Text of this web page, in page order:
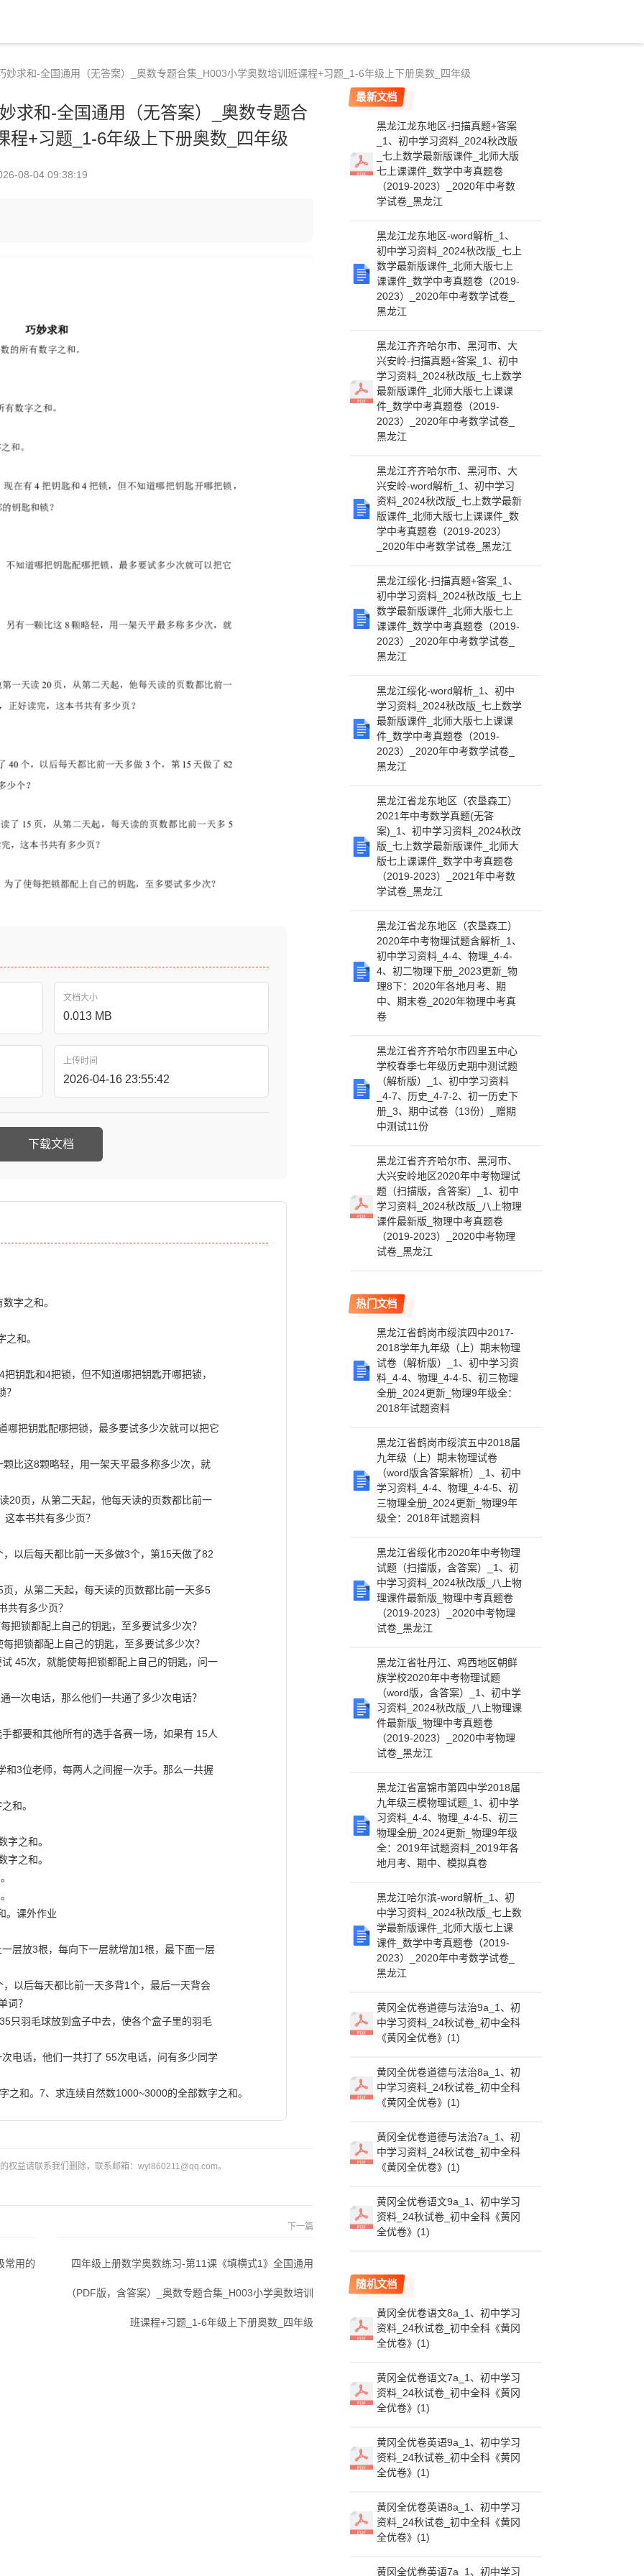
妙求和-全国通用（无答案）_奥数专题合集_H003小学奥数培训班课程+习题_1-6年级上下册奥数_四年级
求和-全国通用（无答案）_奥数专题合
程+习题_1-6年级上下册奥数_四年级
08-04 09:38:19
文档大小
0.013 MB
上传时间
2026-04-16 23:55:42
下载文档
字之和。
和。
钥匙和4把锁，但不知道哪把钥匙开哪把锁，
哪把钥匙配哪把锁，最多要试多少次就可以把它
比这8颗略轻，用一架天平最多称多少次，就
20页，从第二天起，他每天读的页数都比前一
本书共有多少页？
以后每天都比前一天多做3个，第15天做了82
，从第二天起，每天读的页数都比前一天多5
共有多少页？
把锁都配上自己的钥匙，至多要试多少次？
把锁都配上自己的钥匙，至多要试多少次？
45次，就能使每把锁都配上自己的钥匙，问一
一次电话，那么他们一共通了多少次电话？
都要和其他所有的选手各赛一场，如果有 15人
3位老师，每两人之间握一次手。那么一共握
和。
字之和。
字之和。
。课外作业
层放3根，每向下一层就增加1根，最下面一层
以后每天都比前一天多背1个，最后一天背会
词？
只羽毛球放到盒子中去，使各个盒子里的羽毛
电话，他们一共打了 55次电话，问有多少同学
权益请联系我们删除，联系邮箱：wyl860211@qq.com。
常用的
下一篇
四年级上册数学奥数练习-第11课《填横式1》全国通用
（PDF版，含答案）_奥数专题合集_H003小学奥数培训
班课程+习题_1-6年级上下册奥数_四年级
最新文档
黑龙江龙东地区-扫描真题+答案
_1、初中学习资料_2024秋改版
_七上数学最新版课件_北师大版
七上课课件_数学中考真题卷
（2019-2023）_2020年中考数
学试卷_黑龙江
黑龙江龙东地区-word解析_1、
初中学习资料_2024秋改版_七上
数学最新版课件_北师大版七上
课课件_数学中考真题卷（2019-
2023）_2020年中考数学试卷_
黑龙江
黑龙江齐齐哈尔市、黑河市、大
兴安岭-扫描真题+答案_1、初中
学习资料_2024秋改版_七上数学
最新版课件_北师大版七上课课
件_数学中考真题卷（2019-
2023）_2020年中考数学试卷_
黑龙江
黑龙江齐齐哈尔市、黑河市、大
兴安岭-word解析_1、初中学习
资料_2024秋改版_七上数学最新
版课件_北师大版七上课课件_数
学中考真题卷（2019-2023）
_2020年中考数学试卷_黑龙江
黑龙江绥化-扫描真题+答案_1、
初中学习资料_2024秋改版_七上
数学最新版课件_北师大版七上
课课件_数学中考真题卷（2019-
2023）_2020年中考数学试卷_
黑龙江
黑龙江绥化-word解析_1、初中
学习资料_2024秋改版_七上数学
最新版课件_北师大版七上课课
件_数学中考真题卷（2019-
2023）_2020年中考数学试卷_
黑龙江
黑龙江省龙东地区（农垦森工）
2021年中考数学真题(无答
案)_1、初中学习资料_2024秋改
版_七上数学最新版课件_北师大
版七上课课件_数学中考真题卷
（2019-2023）_2021年中考数
学试卷_黑龙江
黑龙江省龙东地区（农垦森工）
2020年中考物理试题含解析_1、
初中学习资料_4-4、物理_4-4-
4、初二物理下册_2023更新_物
理8下：2020年各地月考、期
中、期末卷_2020年物理中考真
卷
黑龙江省齐齐哈尔市四里五中心
学校春季七年级历史期中测试题
（解析版）_1、初中学习资料
_4-7、历史_4-7-2、初一历史下
册_3、期中试卷（13份）_赠期
中测试11份
黑龙江省齐齐哈尔市、黑河市、
大兴安岭地区2020年中考物理试
题（扫描版，含答案）_1、初中
学习资料_2024秋改版_八上物理
课件最新版_物理中考真题卷
（2019-2023）_2020中考物理
试卷_黑龙江
热门文档
黑龙江省鹤岗市绥滨四中2017-
2018学年九年级（上）期末物理
试卷（解析版）_1、初中学习资
料_4-4、物理_4-4-5、初三物理
全册_2024更新_物理9年级全：
2018年试题资料
黑龙江省鹤岗市绥滨五中2018届
九年级（上）期末物理试卷
（word版含答案解析）_1、初中
学习资料_4-4、物理_4-4-5、初
三物理全册_2024更新_物理9年
级全：2018年试题资料
黑龙江省绥化市2020年中考物理
试题（扫描版，含答案）_1、初
中学习资料_2024秋改版_八上物
理课件最新版_物理中考真题卷
（2019-2023）_2020中考物理
试卷_黑龙江
黑龙江省牡丹江、鸡西地区朝鲜
族学校2020年中考物理试题
（word版，含答案）_1、初中学
习资料_2024秋改版_八上物理课
件最新版_物理中考真题卷
（2019-2023）_2020中考物理
试卷_黑龙江
黑龙江省富锦市第四中学2018届
九年级三模物理试题_1、初中学
习资料_4-4、物理_4-4-5、初三
物理全册_2024更新_物理9年级
全：2019年试题资料_2019年各
地月考、期中、模拟真卷
黑龙江哈尔滨-word解析_1、初
中学习资料_2024秋改版_七上数
学最新版课件_北师大版七上课
课件_数学中考真题卷（2019-
2023）_2020年中考数学试卷_
黑龙江
黄冈全优卷道德与法治9a_1、初
中学习资料_24秋试卷_初中全科
《黄冈全优卷》(1)
黄冈全优卷道德与法治8a_1、初
中学习资料_24秋试卷_初中全科
《黄冈全优卷》(1)
黄冈全优卷道德与法治7a_1、初
中学习资料_24秋试卷_初中全科
《黄冈全优卷》(1)
黄冈全优卷语文9a_1、初中学习
资料_24秋试卷_初中全科《黄冈
全优卷》(1)
随机文档
黄冈全优卷语文8a_1、初中学习
资料_24秋试卷_初中全科《黄冈
全优卷》(1)
黄冈全优卷语文7a_1、初中学习
资料_24秋试卷_初中全科《黄冈
全优卷》(1)
黄冈全优卷英语9a_1、初中学习
资料_24秋试卷_初中全科《黄冈
全优卷》(1)
黄冈全优卷英语8a_1、初中学习
资料_24秋试卷_初中全科《黄冈
全优卷》(1)
黄冈全优卷英语7a_1、初中学习